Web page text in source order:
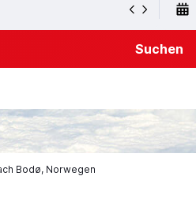
Suchen
Bodø, Norwegen